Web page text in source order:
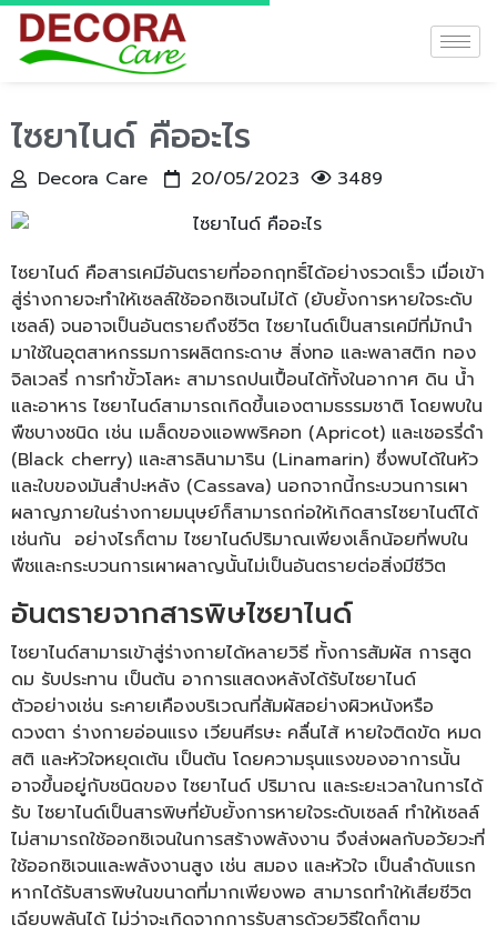
ไซยาไนด์ คืออะไร
Decora Care 20/05/2023 3489
ไซยาไนด์ คือสารเคมีอันตรายที่ออกฤทธิ์ได้อย่างรวดเร็ว เมื่อเข้า
สู่ร่างกายจะทำให้เซลล์ใช้ออกซิเจนไม่ได้ (ยับยั้งการหายใจระดับ
เซลล์) จนอาจเป็นอันตรายถึงชีวิต ไซยาไนด์เป็นสารเคมีที่มักนำ
มาใช้ในอุตสาหกรรมการผลิตกระดาษ สิ่งทอ และพลาสติก ทอง
จิลเวลรี่ การทำขั้วโลหะ สามารถปนเปื้อนได้ทั้งในอากาศ ดิน น้ำ
และอาหาร ไซยาไนด์สามารถเกิดขึ้นเองตามธรรมชาติ โดยพบใน
พืชบางชนิด เช่น เมล็ดของแอพพริคอท (Apricot) และเชอรรี่ดำ
(Black cherry) และสารลินามาริน (Linamarin) ซึ่งพบได้ในหัว
และใบของมันสำปะหลัง (Cassava) นอกจากนี้กระบวนการเผา
ผลาญภายในร่างกายมนุษย์ก็สามารถก่อให้เกิดสารไซยาไนต์ได้
เช่นกัน อย่างไรก็ตาม ไซยาไนด์ปริมาณเพียงเล็กน้อยที่พบใน
พืชและกระบวนการเผาผลาญนั้นไม่เป็นอันตรายต่อสิ่งมีชีวิต
อันตรายจากสารพิษไซยาไนด์
ไซยาไนด์สามารเข้าสู่ร่างกายได้หลายวิธี ทั้งการสัมผัส การสูด
ดม รับประทาน เป็นต้น อาการแสดงหลังได้รับไซยาไนด์
ตัวอย่างเช่น ระคายเคืองบริเวณที่สัมผัสอย่างผิวหนังหรือ
ดวงตา ร่างกายอ่อนแรง เวียนศีรษะ คลื่นไส้ หายใจติดขัด หมด
สติ และหัวใจหยุดเต้น เป็นต้น โดยความรุนแรงของอาการนั้น
อาจขึ้นอยู่กับชนิดของ ไซยาไนด์ ปริมาณ และระยะเวลาในการได้
รับ ไซยาไนด์เป็นสารพิษที่ยับยั้งการหายใจระดับเซลล์ ทำให้เซลล์
ไม่สามารถใช้ออกซิเจนในการสร้างพลังงาน จึงส่งผลกับอวัยวะที่
ใช้ออกซิเจนและพลังงานสูง เช่น สมอง และหัวใจ เป็นลำดับแรก
หากได้รับสารพิษในขนาดที่มากเพียงพอ สามารถทำให้เสียชีวิต
เฉียบพลันได้ ไม่ว่าจะเกิดจากการรับสารด้วยวิธีใดก็ตาม